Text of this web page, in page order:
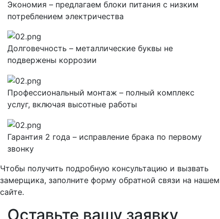
Экономия – предлагаем блоки питания с низким
потреблением электричества
Долговечность – металлические буквы не
подвержены коррозии
Профессиональный монтаж – полный комплекс
услуг, включая высотные работы
Гарантия 2 года – исправление брака по первому
звонку
Чтобы получить подробную консультацию и вызвать
замерщика, заполните форму обратной связи на нашем
сайте.
Оставьте вашу заявку